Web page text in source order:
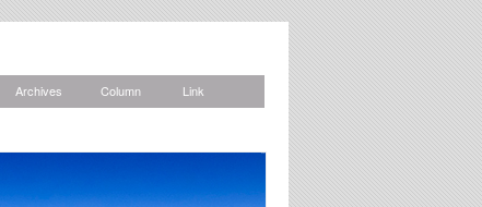
Archives Column Link